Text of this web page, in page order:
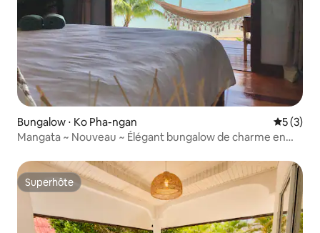
Bungalow ⋅ Ko Pha-ngan
5 (3)
Mangata ~ Nouveau ~ Élégant bungalow de charme en
Superhôte
Superhôte